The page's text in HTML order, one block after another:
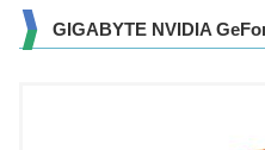
GIGABYTE NVIDIA